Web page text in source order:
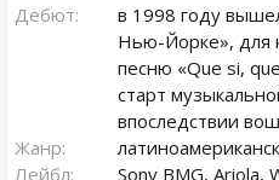
Дебют:
в 1998 году
Нью-Йорке», для
песню «Que si,
старт
впоследствии
Жанр:
Лейбл:
Sony BMG, Ariola,